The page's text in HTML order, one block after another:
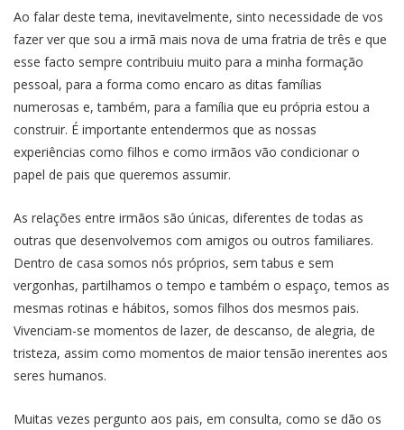
Ao falar deste tema, inevitavelmente, sinto necessidade de vos
fazer ver que sou a irmã mais nova de uma fratria de três e que
esse facto sempre contribuiu muito para a minha formação
pessoal, para a forma como encaro as ditas famílias
numerosas e, também, para a família que eu própria estou a
construir. É importante entendermos que as nossas
experiências como filhos e como irmãos vão condicionar o
papel de pais que queremos assumir.
As relações entre irmãos são únicas, diferentes de todas as
outras que desenvolvemos com amigos ou outros familiares.
Dentro de casa somos nós próprios, sem tabus e sem
vergonhas, partilhamos o tempo e também o espaço, temos as
mesmas rotinas e hábitos, somos filhos dos mesmos pais.
Vivenciam-se momentos de lazer, de descanso, de alegria, de
tristeza, assim como momentos de maior tensão inerentes aos
seres humanos.
Muitas vezes pergunto aos pais, em consulta, como se dão os